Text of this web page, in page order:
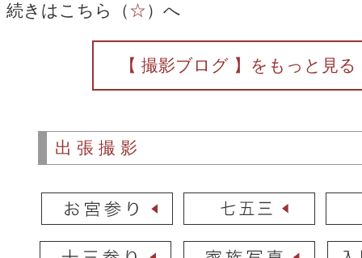
続きはこちら（☆）へ
【 撮影ブログ 】をもっと見
出張撮影